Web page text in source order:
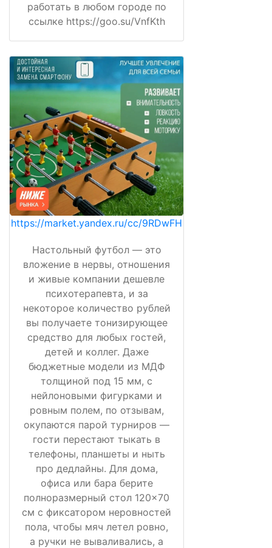
работать в любом городе по
ссылке https://goo.su/VnfKth
https://market.yandex.ru/cc/9RDwFH
Настольный футбол — это
вложение в нервы, отношения
и живые компании дешевле
психотерапевта, и за
некоторое количество рублей
вы получаете тонизирующее
средство для любых гостей,
детей и коллег. Даже
бюджетные модели из МДФ
толщиной под 15 мм, с
нейлоновыми фигурками и
ровным полем, по отзывам,
окупаются парой турниров —
гости перестают тыкать в
телефоны, планшеты и ныть
про дедлайны. Для дома,
офиса или бара берите
полноразмерный стол 120×70
см с фиксатором неровностей
пола, чтобы мяч летел ровно,
а ручки не вываливались, а